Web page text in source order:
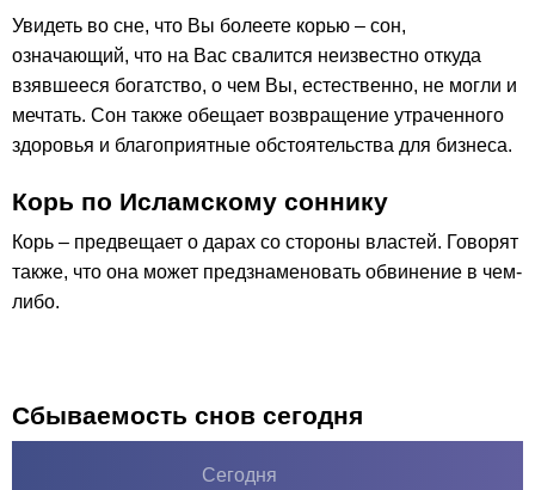
Увидеть во сне, что Вы болеете корью – сон,
означающий, что на Вас свалится неизвестно откуда
взявшееся богатство, о чем Вы, естественно, не могли и
мечтать. Сон также обещает возвращение утраченного
здоровья и благоприятные обстоятельства для бизнеса.
Корь по Исламскому соннику
Корь – предвещает о дарах со стороны властей. Говорят
также, что она может предзнаменовать обвинение в чем-
либо.
Сбываемость снов сегодня
Сегодня